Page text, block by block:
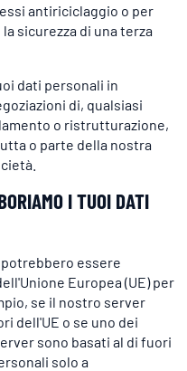
antiriciclaggio o per
sicurezza di una terza
dati personali in
di, qualsiasi
o ristrutturazione,
o parte della nostra
I TUOI DATI
essere
Europea (UE) per
se il nostro server
dell'UE o se uno dei
sono basati al di fuori
solo a